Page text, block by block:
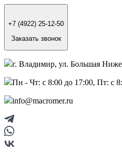
+7 (4922) 25-12-50
Заказать звонок
г. Владимир, ул. Большая
Пн - Чт: с 8:00 до 17:00, Пт: с
info@macromer.ru